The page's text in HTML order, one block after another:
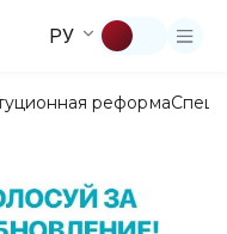
РУ
реформа